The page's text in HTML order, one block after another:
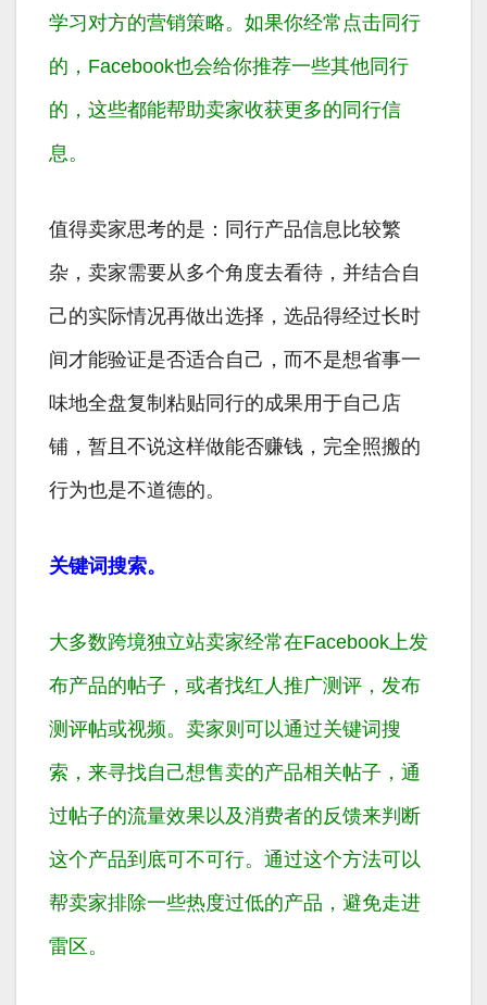
学习对方的营销策略。如果你经常点击同行
的，Facebook也会给你推荐一些其他同行
的，这些都能帮助卖家收获更多的同行信
息。
值得卖家思考的是：同行产品信息比较繁
杂，卖家需要从多个角度去看待，并结合自
己的实际情况再做出选择，选品得经过长时
间才能验证是否适合自己，而不是想省事一
味地全盘复制粘贴同行的成果用于自己店
铺，暂且不说这样做能否赚钱，完全照搬的
行为也是不道德的。
关键词搜索。
大多数跨境独立站卖家经常在Facebook上发
布产品的帖子，或者找红人推广测评，发布
测评帖或视频。卖家则可以通过关键词搜
索，来寻找自己想售卖的产品相关帖子，通
过帖子的流量效果以及消费者的反馈来判断
这个产品到底可不可行。通过这个方法可以
帮卖家排除一些热度过低的产品，避免走进
雷区。